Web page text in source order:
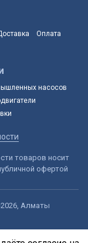
Оплата
насосов
товаров носит
офертой
Алматы